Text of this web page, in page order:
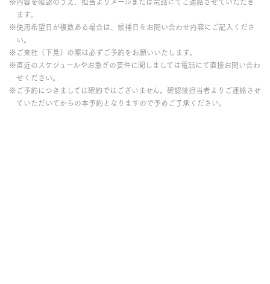
ます。
※使用希望日が複数ある場合は、候補日をお問い合わせ内容にご記入くださ
い。
※ご来社（下見）の際は必ずご予約をお願いいたします。
※直近のスケジュールやお急ぎの要件に関しましては電話にて直接お問い合わ
せください。
※ご予約につきましては確約ではございません。確認後担当者よりご連絡させ
ていただいてからの本予約となりますので予めご了承ください。